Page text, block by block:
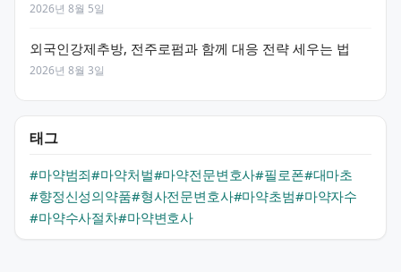
2026년 8월 5일
외국인강제추방, 전주로펌과 함께 대응 전략 세우는 법
2026년 8월 3일
태그
#마약범죄#마약처벌#마약전문변호사#필로폰#대마초
#향정신성의약품#형사전문변호사#마약초범#마약자수
#마약수사절차#마약변호사